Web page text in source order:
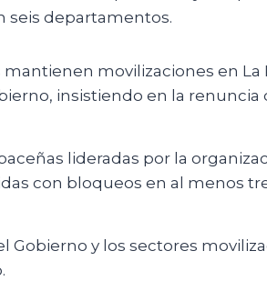
seis departamentos.
movilizaciones en La
insistiendo en la
lideradas por la
con bloqueos en al menos
Gobierno y los sectores